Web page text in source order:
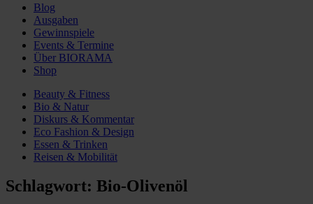
Blog
Ausgaben
Gewinnspiele
Events & Termine
Über BIORAMA
Shop
Beauty & Fitness
Bio & Natur
Diskurs & Kommentar
Eco Fashion & Design
Essen & Trinken
Reisen & Mobilität
Schlagwort: Bio-Olivenöl